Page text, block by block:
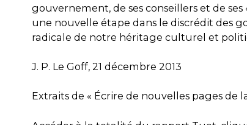
gouvernement, de ses conseillers et de
une nouvelle étape dans le discrédit des
radicale de notre héritage culturel et
J. P. Le Goff, 21 décembre 2013
Extraits de « Écrire de nouvelles pages